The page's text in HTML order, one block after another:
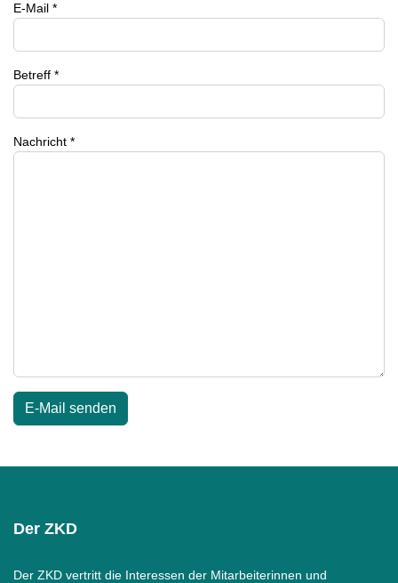
E-Mail *
Betreff *
Nachricht *
E-Mail senden
Der ZKD
Der ZKD vertritt die Interessen der Mitarbeiterinnen und